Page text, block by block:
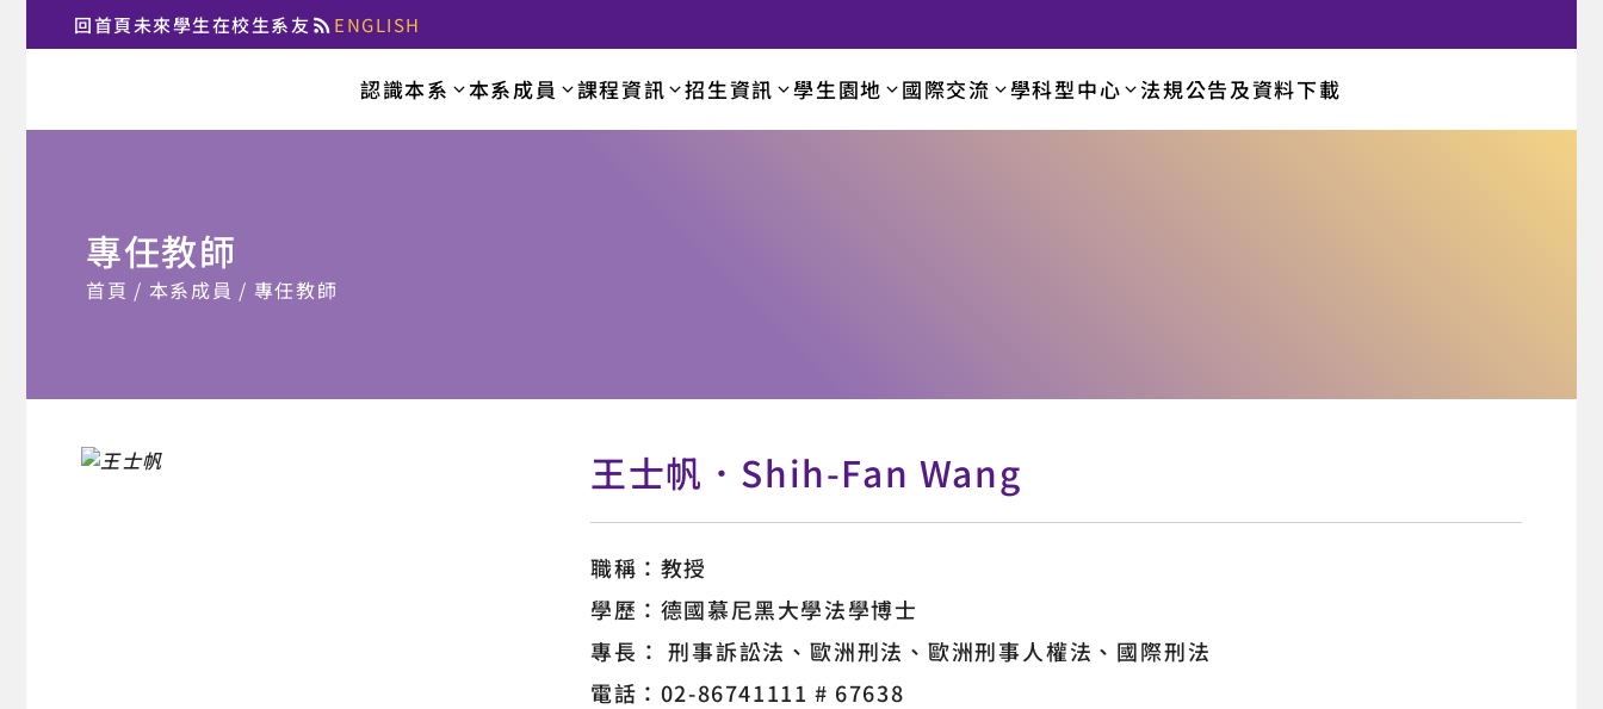
:::
回首頁未來學生在校生系友 ENGLISH
國立臺北大學法律學系
認識本系 本系成員 課程資訊 招生資訊 學生園地 國際交流 學科型中心 法規公告及資料下載
專任教師
:::
首頁 本系成員 專任教師
王士帆 ．Shih-Fan Wang
職稱：教授
學歷：德國慕尼黑大學法學博士
專長：刑事訴訟法 歐洲刑法 歐洲刑事人權法
國際刑法
電話：02-86741111 # 67638